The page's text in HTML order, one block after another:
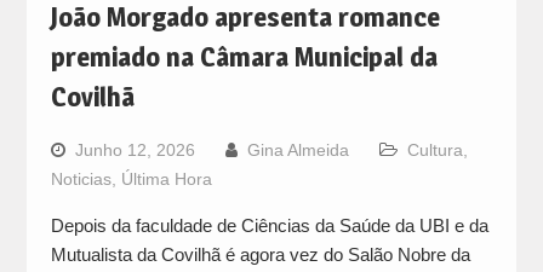
João Morgado apresenta romance
premiado na Câmara Municipal da
Covilhã
Junho 12, 2026 Gina Almeida Cultura
Noticias, Última Hora
Depois da faculdade de Ciências da Saúde da UBI e da
Mutualista da Covilhã é agora vez do Salão Nobre da